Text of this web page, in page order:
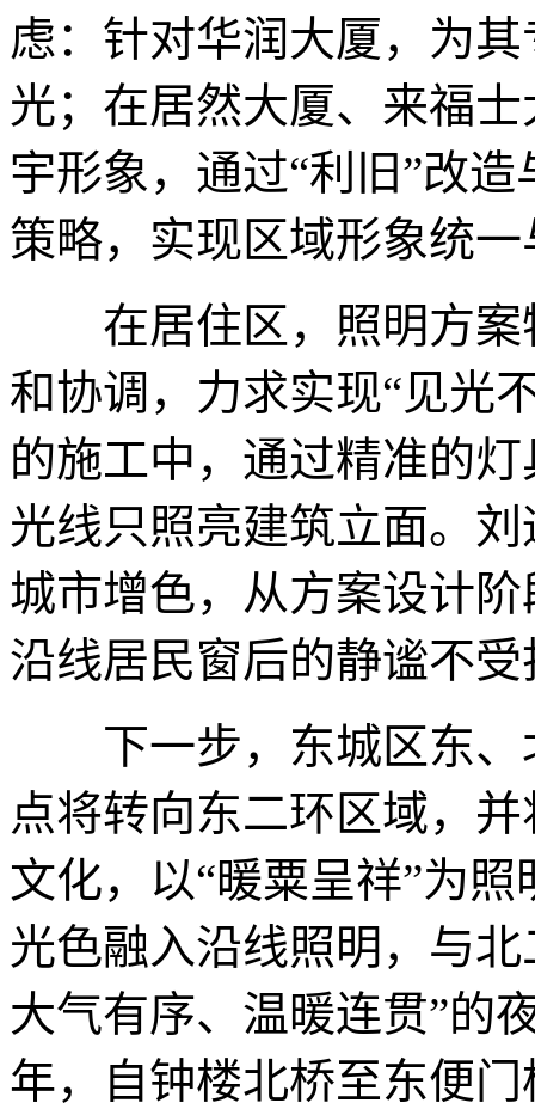
虑：针对华润大厦，为
光；在居然大厦、来福
宇形象，通过“利旧”改
策略，实现区域形象统
在居住区，照明方案
和协调，力求实现“见光
的施工中，通过精准的
光线只照亮建筑立面。
城市增色，从方案设计
沿线居民窗后的静谧不受
下一步，东城区东、
点将转向东二环区域，
文化，以“暖粟呈祥”为
光色融入沿线照明，与
大气有序、温暖连贯”的
年，自钟楼北桥至东便